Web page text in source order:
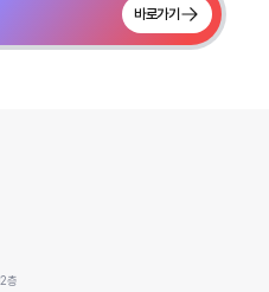
바로가기
층